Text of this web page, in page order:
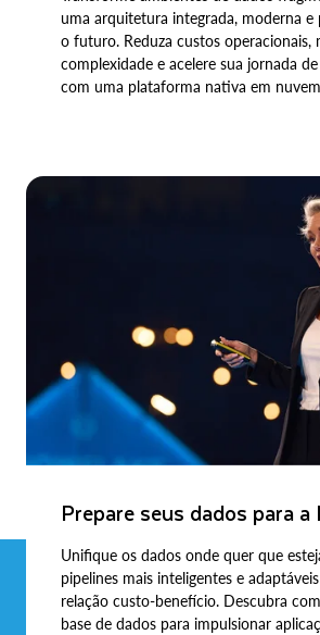
uma arquitetura integrada, moderna e
o futuro. Reduza custos operacionais,
complexidade e acelere sua jornada
com uma plataforma nativa em
Prepare seus dados para a
Unifique os dados onde quer que
pipelines mais inteligentes e
relação custo-benefício. Descubra
base de dados para impulsionar